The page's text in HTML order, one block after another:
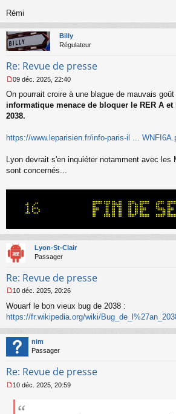
Rémi
Billy
Régulateur
Re: Revue de presse
e
s
s
e
o
n
09 déc. 2025, 22:40
On pourrait croire à une blague de mauvais
informatique menace de bloquer le RER A
2038.
https://www.leparisien.fr/info-paris-il ...
Lyon devrait s'en inquiéter notamment avec
sont concernés...
Lyon-St-Clair
Passager
Re: Revue de presse
e
s
a
g
e
o
l
10 déc. 2025, 20:26
Wouarf le bon vieux bug de 2038 :
https://fr.wikipedia.org/wiki/
nim
Passager
Re: Revue de presse
e
10 déc. 2025, 20:59